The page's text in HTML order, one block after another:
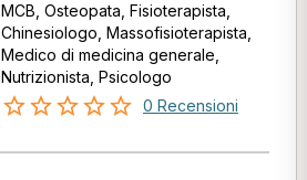
MCB, Osteopata, Fisioterapista,
Chinesiologo, Massofisioterapista,
Medico di medicina generale,
Nutrizionista, Psicologo
0 Recensioni